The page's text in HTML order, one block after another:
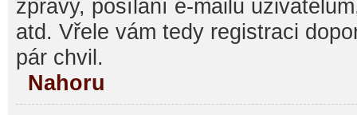
zprávy, posílání e-mailů
atd. Vřele vám tedy registraci
pár chvil.
Nahoru